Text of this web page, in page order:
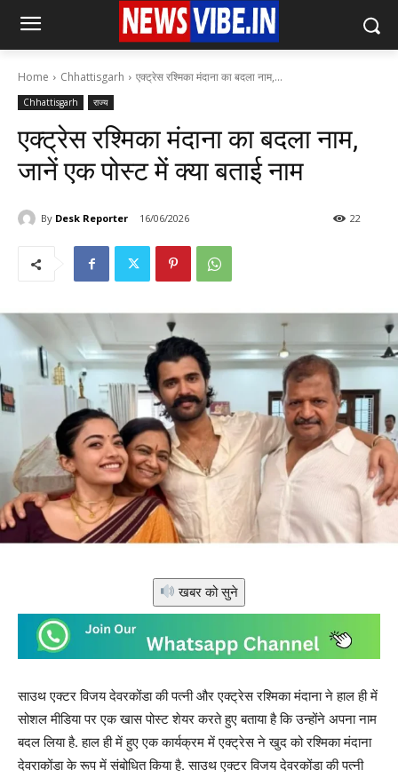
Home Chhattisgarh एक्ट्रेस रश्मिका मंदाना का बदला नाम,...
Chhattisgarh राज्य
एक्ट्रेस रश्मिका मंदाना का बदला नाम,
जानें एक पोस्ट में क्या बताई नाम
By Desk Reporter 16/06/2026 22
खबर को सुने
साउथ एक्टर विजय देवरकोंडा की पत्नी और एक्ट्रेस रश्मिका मंदाना ने हाल ही में
सोशल मीडिया पर एक खास पोस्ट शेयर करते हुए बताया है कि उन्होंने अपना नाम
बदल लिया है. हाल ही में हुए एक कार्यक्रम में एक्ट्रेस ने खुद को रश्मिका मंदाना
देवराकोंडा के रूप में संबोधित किया है. साउथ एक्टर विजय देवरकोंडा की पत्नी